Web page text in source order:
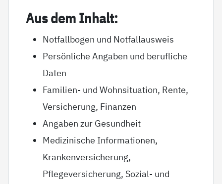
Aus dem In­halt:
Notfallbogen und Notfallausweis
Persönliche Angaben und berufliche
Daten
Familien- und Wohnsituation, Rente,
Versicherung, Finanzen
Angaben zur Gesundheit
Medizinische Informationen,
Krankenversicherung,
Pflegeversicherung, Sozial- und